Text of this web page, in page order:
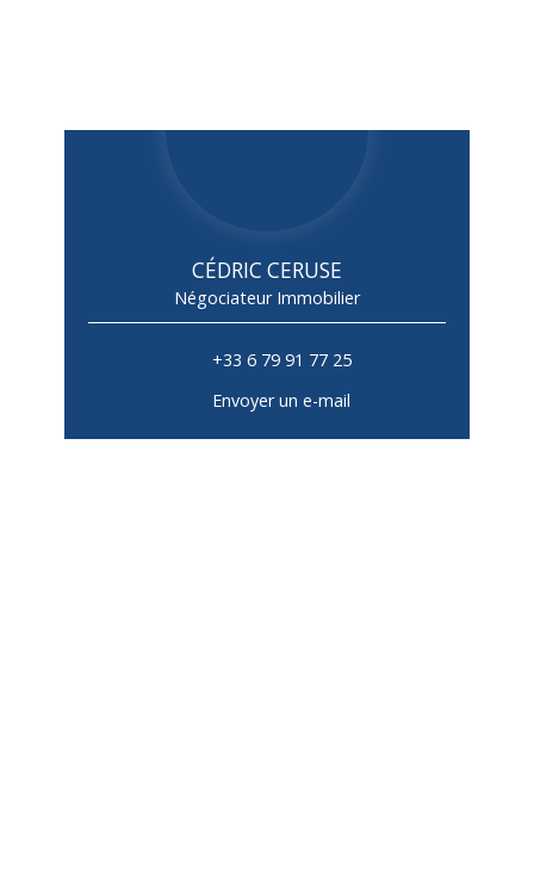
CÉDRIC CERUSE
Négociateur Immobilier
+33 6 79 91 77 25
Envoyer un e-mail